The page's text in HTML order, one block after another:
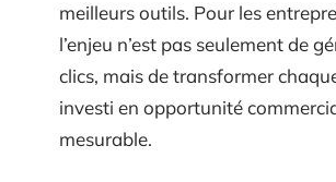
meilleurs outils. Pour les
l’enjeu n’est pas seulement de
clics, mais de transformer
investi en opportunité
mesurable.